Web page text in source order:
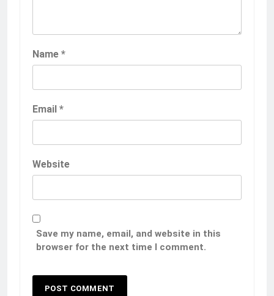
Name *
Email *
Website
Save my name, email, and website in this
browser for the next time I comment.